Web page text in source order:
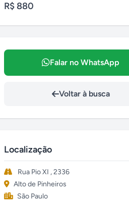
R$ 880
Falar no WhatsApp
Voltar à busca
Localização
Rua Pio XI , 2336
Alto de Pinheiros
São Paulo